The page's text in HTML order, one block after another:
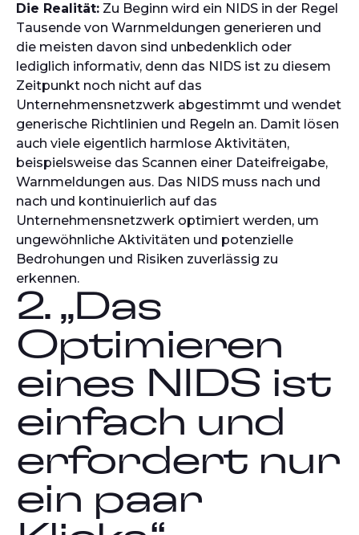
Die Realität: Zu Beginn wird ein NIDS in der Regel
Tausende von Warnmeldungen generieren und
die meisten davon sind unbedenklich oder
lediglich informativ, denn das NIDS ist zu diesem
Zeitpunkt noch nicht auf das
Unternehmensnetzwerk abgestimmt und wendet
generische Richtlinien und Regeln an. Damit lösen
auch viele eigentlich harmlose Aktivitäten,
beispielsweise das Scannen einer Dateifreigabe,
Warnmeldungen aus. Das NIDS muss nach und
nach und kontinuierlich auf das
Unternehmensnetzwerk optimiert werden, um
ungewöhnliche Aktivitäten und potenzielle
Bedrohungen und Risiken zuverlässig zu
erkennen.
2. „Das
Optimieren
eines NIDS ist
einfach und
erfordert nur
ein paar